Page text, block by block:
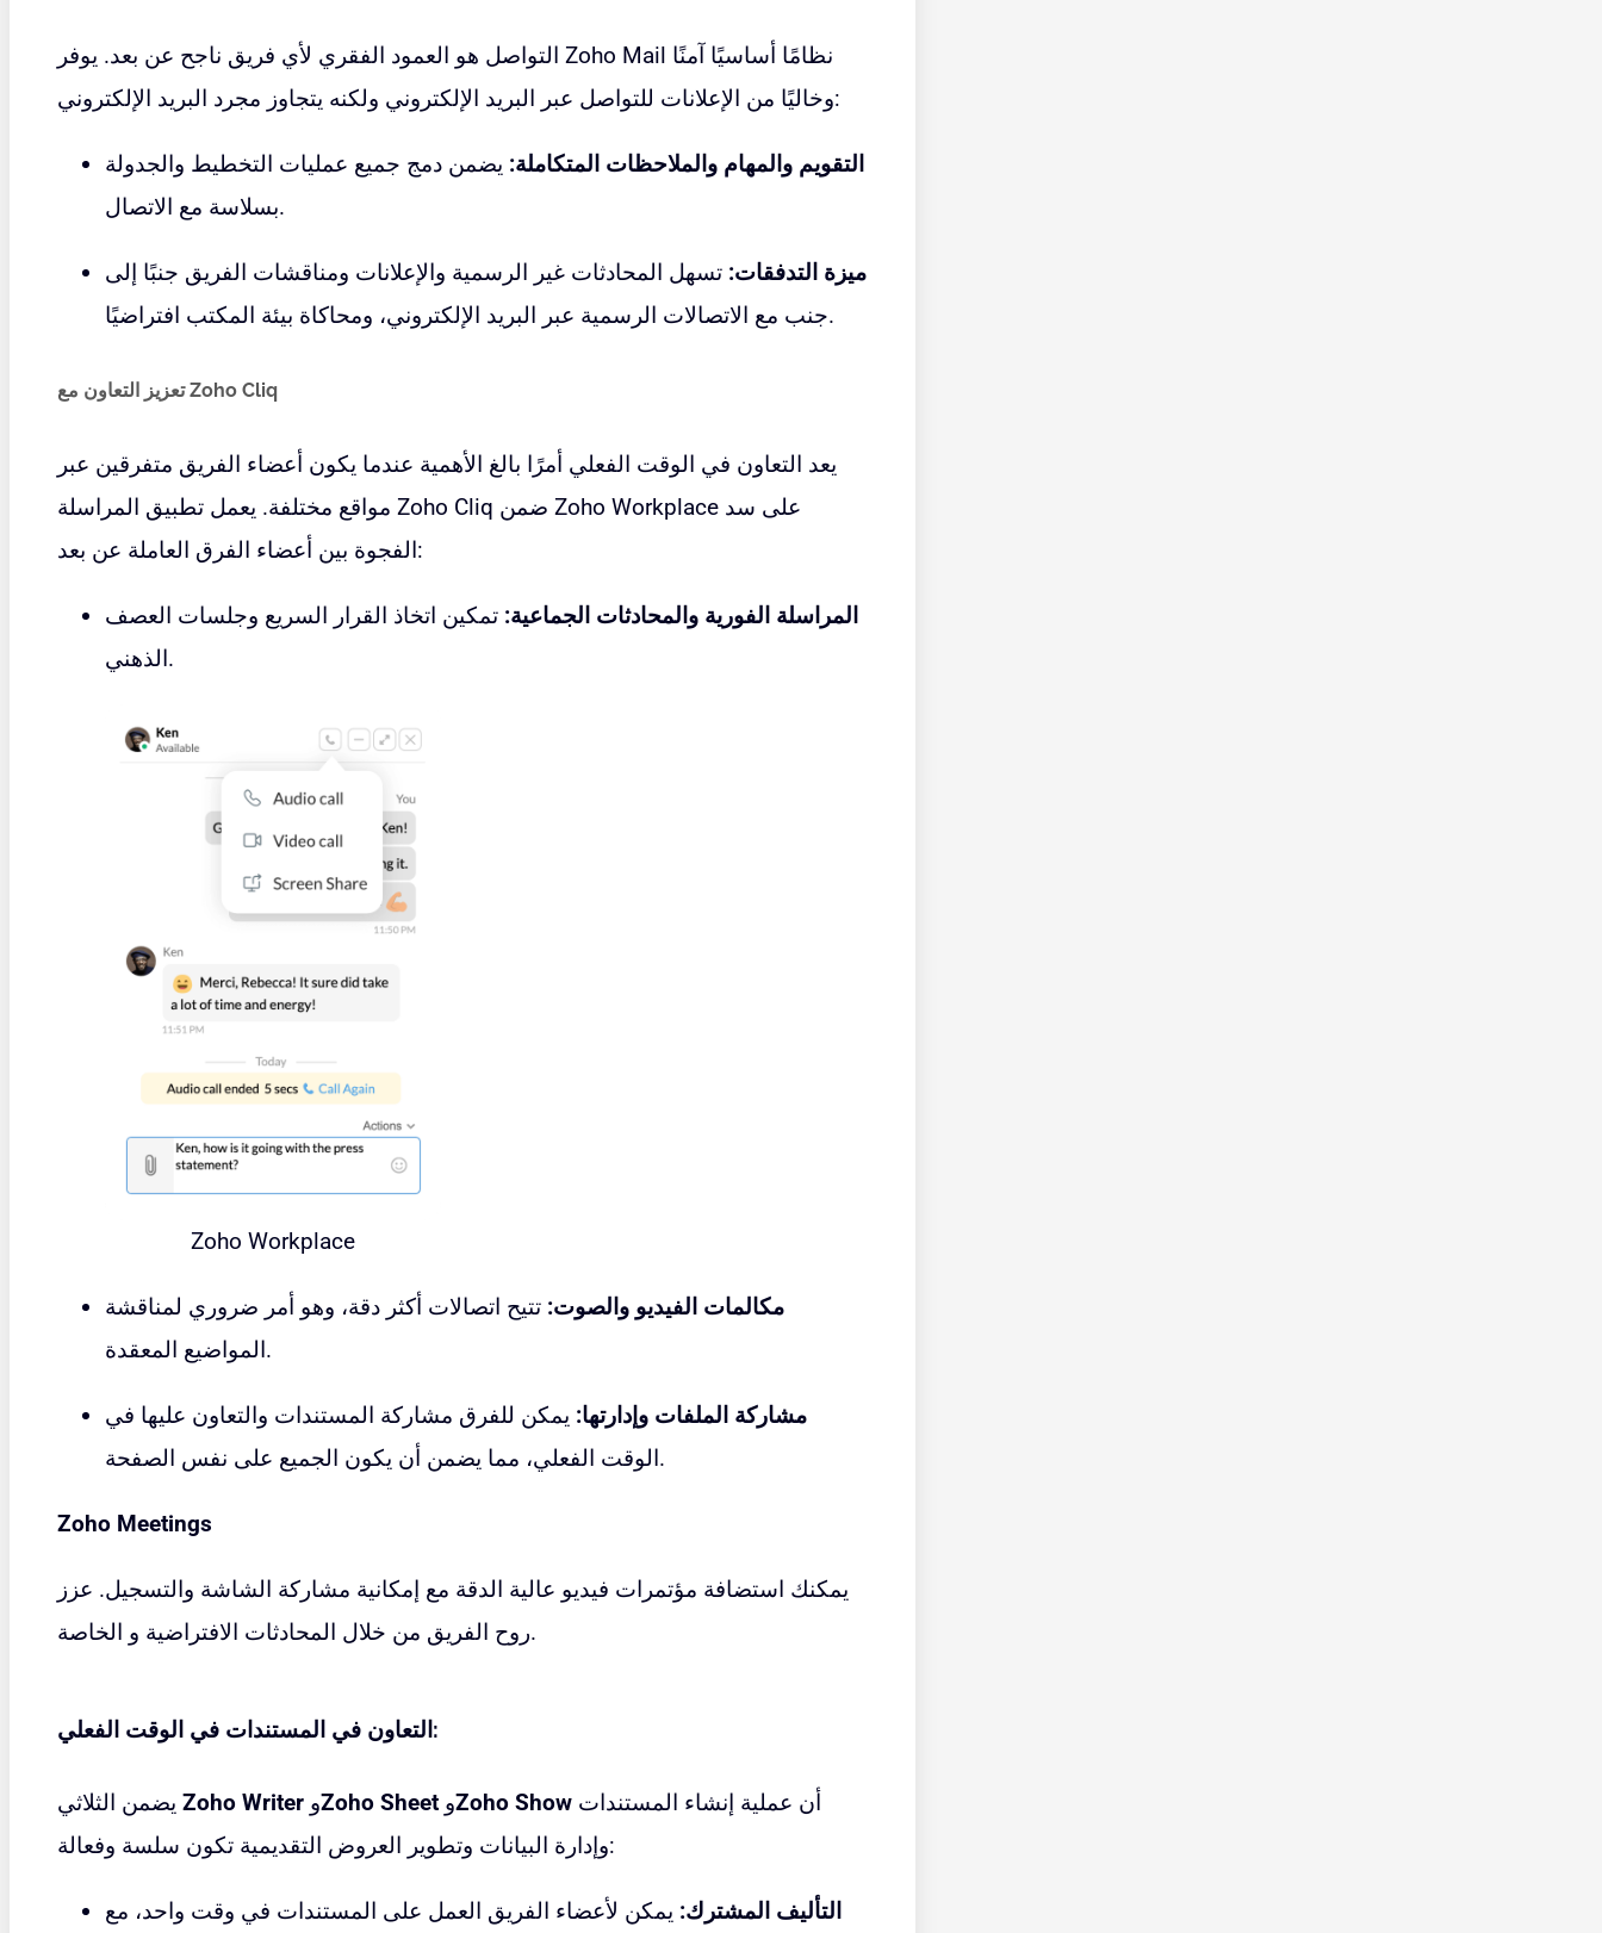
Zoho Mail
وخاليًا من الإعلانات للتواصل عبر البريد الإلكتروني ولكنه يتجاوز مجرد البريد الإلكتروني:
التقويم والمهام والملاحظات المتكاملة: يضمن دمج جميع عمليات التخطيط والجدولة
بسلاسة مع الاتصال.
ميزة التدفقات: تسهل المحادثات غير الرسمية والإعلانات ومناقشات الفريق جنبًا إلى
جنب مع الاتصالات الرسمية عبر البريد الإلكتروني، ومحاكاة بيئة المكتب افتراضيًا.
تعزيز التعاون مع Zoho Cliq
يعد التعاون في الوقت الفعلي أمرًا بالغ الأهمية عندما يكون أعضاء الفريق متفرقين عبر
Zoho Cliq
الفجوة بين أعضاء الفرق العاملة عن بعد:
المراسلة الفورية والمحادثات الجماعية: تمكين اتخاذ القرار السريع وجلسات العصف
الذهني.
Zoho Workplace
مكالمات الفيديو والصوت: تتيح اتصالات أكثر دقة، وهو أمر ضروري لمناقشة
المواضيع المعقدة.
مشاركة الملفات وإدارتها: يمكن للفرق مشاركة المستندات والتعاون عليها في
الوقت الفعلي، مما يضمن أن يكون الجميع على نفس الصفحة.
Zoho Meetings
يمكنك استضافة مؤتمرات فيديو عالية الدقة مع إمكانية مشاركة الشاشة والتسجيل. عزز
روح الفريق من خلال المحادثات الافتراضية و الخاصة.
التعاون في المستندات في الوقت الفعلي:
Zoho Writer وZoho Sheet وZoho Show
وإدارة البيانات وتطوير العروض التقديمية تكون سلسة وفعالة:
التأليف المشترك: يمكن لأعضاء الفريق العمل على المستندات في وقت واحد، مع